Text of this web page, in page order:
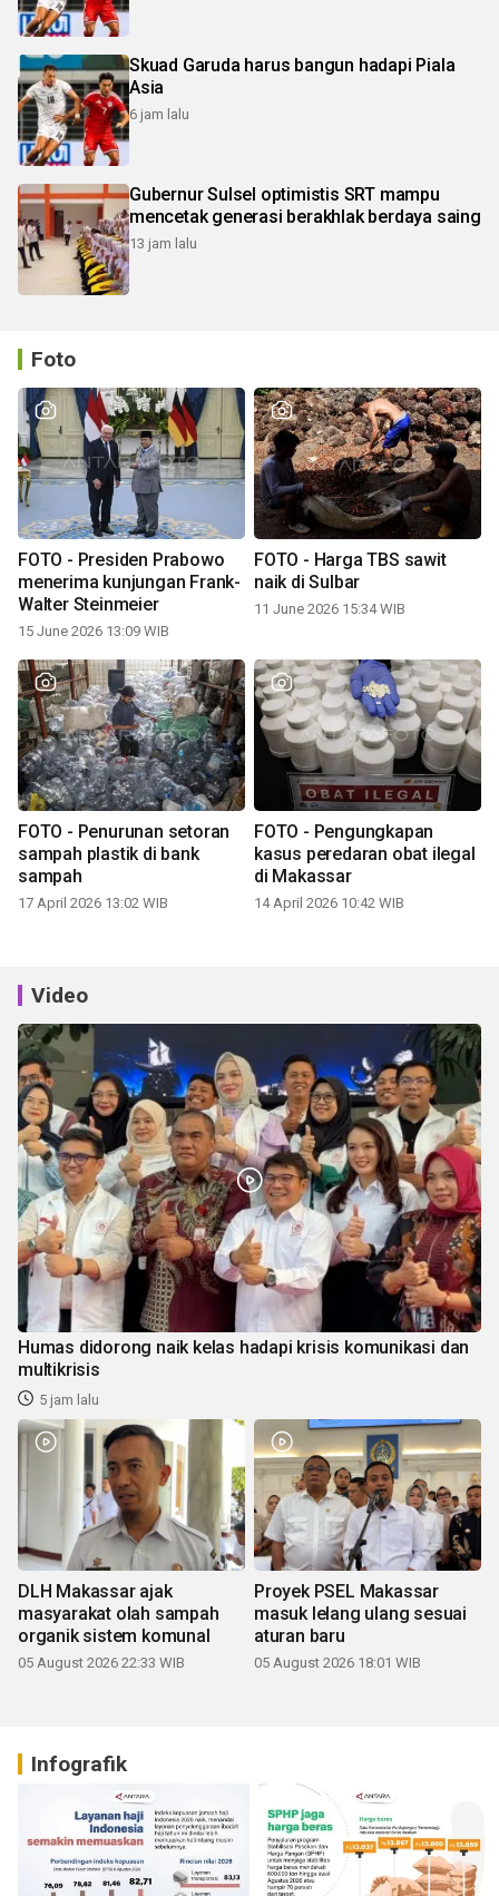
Skuad Garuda harus bangun hadapi Piala
Asia
6 jam lalu
Gubernur Sulsel optimistis SRT mampu
mencetak generasi berakhlak berdaya saing
13 jam lalu
Foto
FOTO - Presiden Prabowo
menerima kunjungan Frank-
Walter Steinmeier
15 June 2026 13:09 WIB
FOTO - Harga TBS sawit
naik di Sulbar
11 June 2026 15:34 WIB
FOTO - Penurunan setoran
sampah plastik di bank
sampah
17 April 2026 13:02 WIB
FOTO - Pengungkapan
kasus peredaran obat ilegal
di Makassar
14 April 2026 10:42 WIB
Video
Humas didorong naik kelas hadapi krisis komunikasi dan
multikrisis
5 jam lalu
DLH Makassar ajak
masyarakat olah sampah
organik sistem komunal
05 August 2026 22:33 WIB
Proyek PSEL Makassar
masuk lelang ulang sesuai
aturan baru
05 August 2026 18:01 WIB
Infografik